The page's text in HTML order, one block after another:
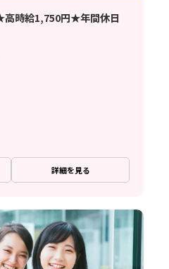
高時給1,750円★年間休日
詳細を見る